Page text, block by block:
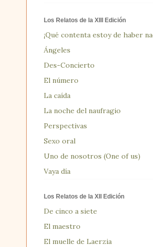
Los Relatos de la XIII Edición
¡Qué contenta estoy de haber
Ángeles
Des-Concierto
El número
La caída
La noche del naufragio
Perspectivas
Sexo oral
Uno de nosotros (One of us)
Vaya día
Los Relatos de la XII Edición
De cinco a siete
El maestro
El muelle de Laerzia